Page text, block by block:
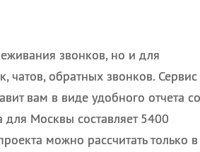
звонков, но и для
обратных звонков. Сервис
вам в виде удобного отчета со
Москвы составляет 5400
можно рассчитать только в